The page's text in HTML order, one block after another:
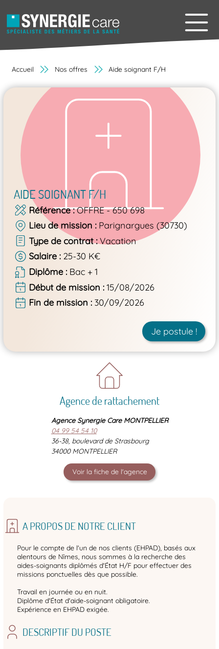
Accueil Nos offres Aide soignant F/H
AIDE SOIGNANT F/H
Référence OFFRE - 650 698
Lieu de mission
Parignargues (30730)
Type de contrat Vacation
Salaire
25-30 K€
Diplôme
Bac + 1
Début de mission
15/08/2026
Fin de mission
30/09/2026
Je postule !
Agence de rattachement
Agence Synergie Care MONTPELLIER
04 99 54 54 10
36-38, boulevard de Strasbourg
34000 MONTPELLIER
Voir la fiche de l'agence
A PROPOS DE NOTRE CLIENT
Pour le compte de l'un de nos clients (EHPAD), basés aux
alentours de Nîmes, nous sommes à la recherche des
aides-soignants diplômés d'État H/F pour effectuer des
missions ponctuelles dès que possible.
Travail en journée ou en nuit.
Diplôme d'État d'aide-soignant obligatoire.
Expérience en EHPAD exigée.
DESCRIPTIF DU POSTE